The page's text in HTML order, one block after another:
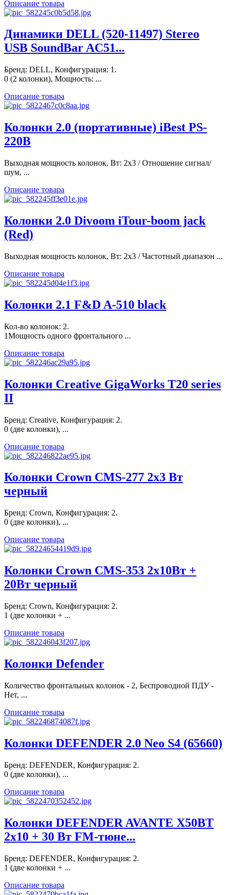
Описание товара
Динамики DELL (520-11497) Stereo
USB SoundBar AC51...
Бренд: DELL, Конфигурация: 1.
0 (2 колонки), Мощность: ...
Описание товара
Колонки 2.0 (портативные) iBest PS-
220B
Выходная мощность колонок, Вт: 2x3 / Отношение сигнал/
шум, ...
Описание товара
Колонки 2.0 Divoom iTour-boom jack
(Red)
Выходная мощность колонок, Вт: 2x3 / Частотный диапазон ...
Описание товара
Колонки 2.1 F&D A-510 black
Кол-во колонок: 2.
1Мощность одного фронтального ...
Описание товара
Колонки Creative GigaWorks T20 series
II
Бренд: Creative, Конфигурация: 2.
0 (две колонки), ...
Описание товара
Колонки Crown CMS-277 2x3 Вт
черный
Бренд: Crown, Конфигурация: 2.
0 (две колонки), ...
Описание товара
Колонки Crown CMS-353 2x10Вт +
20Вт черный
Бренд: Crown, Конфигурация: 2.
1 (две колонки + ...
Описание товара
Колонки Defender
Количество фронтальных колонок - 2, Беспроводной ПДУ -
Нет, ...
Описание товара
Колонки DEFENDER 2.0 Neo S4 (65660)
Бренд: DEFENDER, Конфигурация: 2.
0 (две колонки), ...
Описание товара
Колонки DEFENDER AVANTE X50BT
2x10 + 30 Вт FM-тюне...
Бренд: DEFENDER, Конфигурация: 2.
1 (две колонки + ...
Описание товара